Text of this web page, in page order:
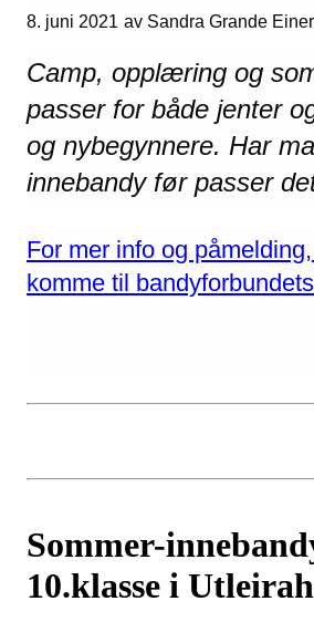
8. juni 2021 av Sandra Grande
Camp, opplæring og
passer for både jenter
og nybegynnere. Har
innebandy før passer
For mer info og
komme til
Sommer-
10.klasse i